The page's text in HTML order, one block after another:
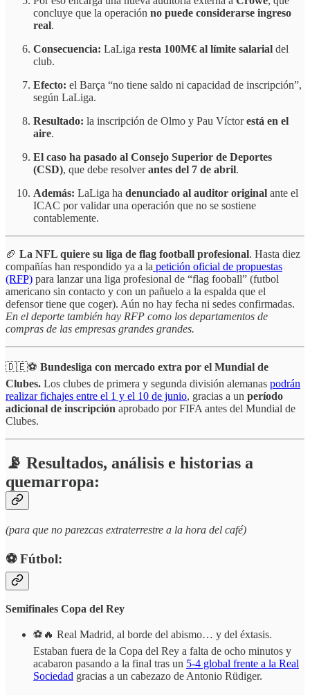
concluye que la operación no puede considerarse ingreso
real.
Consecuencia: LaLiga resta 100M€ al límite salarial del
club.
Efecto: el Barça “no tiene saldo ni capacidad de inscripción”,
según LaLiga.
Resultado: la inscripción de Olmo y Pau Víctorestá en el
aire.
El caso ha pasado al Consejo Superior de Deportes
(CSD), que debe resolverantes del 7 de abril.
Además: LaLiga ha denunciado al auditor original ante el
ICAC por validar una operación que no se sostiene
contablemente.
🏈 La NFL quiere su liga de flag football profesional. Hasta diez
compañías han respondido ya a la petición oficial de propuestas
(RFP) para lanzar una liga profesional de “flag fooball” (futbol
americano sin contacto y con un pañuelo a la espalda que el
defensor tiene que coger). Aún no hay fecha ni sedes confirmadas.
En el deporte también hay RFP como los departamentos de
compras de las empresas grandes grandes.
🇩🇪⚽ Bundesliga con mercado extra por el Mundial de
Clubes. Los clubes de primera y segunda división alemanas podrán
realizar fichajes entre el 1 y el 10 de junio, gracias a un período
adicional de inscripción aprobado por FIFA antes del Mundial de
Clubes.
📡 Resultados, análisis e historias a
quemarropa:
(para que no parezcas extraterrestre a la hora del café)
⚽️ Fútbol:
Semifinales Copa del Rey
⚽🔥 Real Madrid, al borde del abismo… y del éxtasis.
Estaban fuera de la Copa del Rey a falta de ocho minutos y
acabaron pasando a la final tras un 5-4 global frente a la Real
Sociedad gracias a un cabezazo de Antonio Rüdiger.